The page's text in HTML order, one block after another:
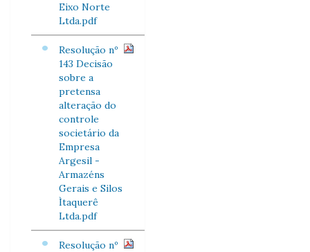
Eixo Norte
Ltda.pdf
Resolução nº
143 Decisão
sobre a
pretensa
alteração do
controle
societário da
Empresa
Argesil -
Armazéns
Gerais e Silos
Ìtaquerê
Ltda.pdf
Resolução nº